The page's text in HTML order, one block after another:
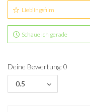
Lieblingsfilm
Schaue ich gerade
Deine Bewertung: 0
0.5